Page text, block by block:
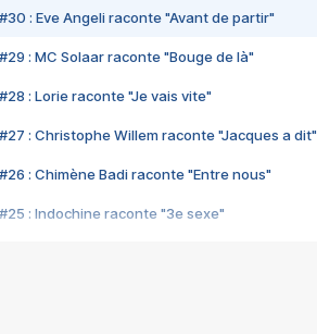
#30 : Eve Angeli raconte "Avant de partir"
#29 : MC Solaar raconte "Bouge de là"
#28 : Lorie raconte "Je vais vite"
#27 : Christophe Willem raconte "Jacques a dit"
#26 : Chimène Badi raconte "Entre nous"
#25 : Indochine raconte "3e sexe"